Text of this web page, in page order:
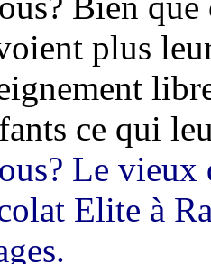
plus
ce qui
Le
Elite à